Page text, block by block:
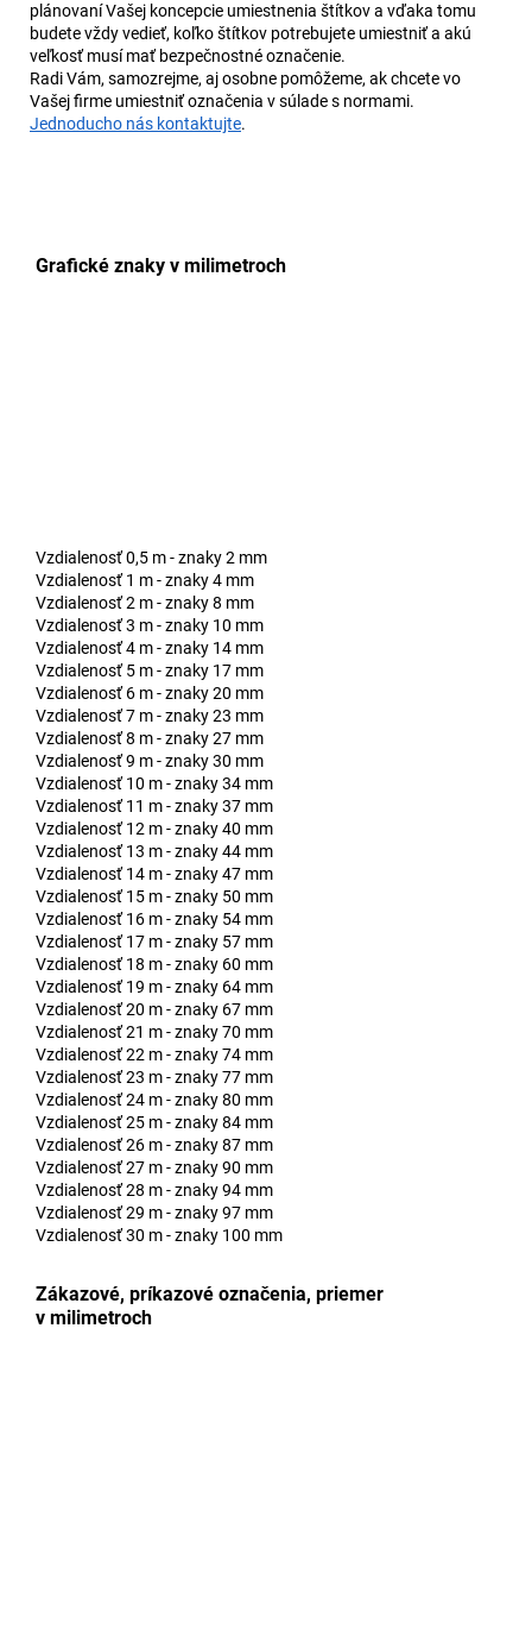
plánovaní Vašej koncepcie umiestnenia štítkov a vďaka tomu
budete vždy vedieť, koľko štítkov potrebujete umiestniť a akú
veľkosť musí mať bezpečnostné označenie.
Radi Vám, samozrejme, aj osobne pomôžeme, ak chcete vo
Vašej firme umiestniť označenia v súlade s normami.
Jednoducho nás kontaktujte.
Grafické znaky v milimetroch
Vzdialenosť 0,5 m - znaky 2 mm
Vzdialenosť 1 m - znaky 4 mm
Vzdialenosť 2 m - znaky 8 mm
Vzdialenosť 3 m - znaky 10 mm
Vzdialenosť 4 m - znaky 14 mm
Vzdialenosť 5 m - znaky 17 mm
Vzdialenosť 6 m - znaky 20 mm
Vzdialenosť 7 m - znaky 23 mm
Vzdialenosť 8 m - znaky 27 mm
Vzdialenosť 9 m - znaky 30 mm
Vzdialenosť 10 m - znaky 34 mm
Vzdialenosť 11 m - znaky 37 mm
Vzdialenosť 12 m - znaky 40 mm
Vzdialenosť 13 m - znaky 44 mm
Vzdialenosť 14 m - znaky 47 mm
Vzdialenosť 15 m - znaky 50 mm
Vzdialenosť 16 m - znaky 54 mm
Vzdialenosť 17 m - znaky 57 mm
Vzdialenosť 18 m - znaky 60 mm
Vzdialenosť 19 m - znaky 64 mm
Vzdialenosť 20 m - znaky 67 mm
Vzdialenosť 21 m - znaky 70 mm
Vzdialenosť 22 m - znaky 74 mm
Vzdialenosť 23 m - znaky 77 mm
Vzdialenosť 24 m - znaky 80 mm
Vzdialenosť 25 m - znaky 84 mm
Vzdialenosť 26 m - znaky 87 mm
Vzdialenosť 27 m - znaky 90 mm
Vzdialenosť 28 m - znaky 94 mm
Vzdialenosť 29 m - znaky 97 mm
Vzdialenosť 30 m - znaky 100 mm
Zákazové, príkazové označenia, priemer
v milimetroch